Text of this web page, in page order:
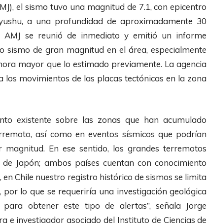
el sismo tuvo una magnitud de 7.1, con epicentro
a una profundidad de aproximadamente 30
se reunió de inmediato y emitió un informe
de gran magnitud en el área, especialmente
mayor que lo estimado previamente. La agencia
movimientos de las placas tectónicas en la zona
existente sobre las zonas que han acumulado
así como en eventos sísmicos que podrían
En ese sentido, los grandes terremotos
Japón; ambos países cuentan con conocimiento
Chile nuestro registro histórico de sismos se limita
lo que se requeriría una investigación geológica
obtener este tipo de alertas”, señala Jorge
e investigador asociado del Instituto de Ciencias de